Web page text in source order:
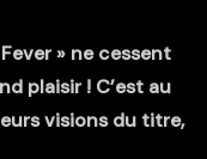
» ne cessent
plaisir ! C’est au
visions du titre,